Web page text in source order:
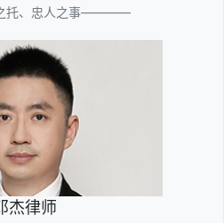
、忠人之事————
杰律师